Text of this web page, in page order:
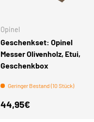
Opinel
Geschenkset: Opinel
Messer Olivenholz, Etui,
Geschenkbox
Geringer Bestand (10 Stück)
Normaler Preis
44,95€
IN DEN